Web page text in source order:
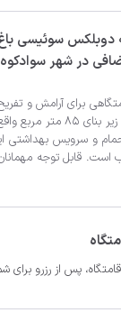
همراه 5 نفر اضافی در
پس از رزرو برای